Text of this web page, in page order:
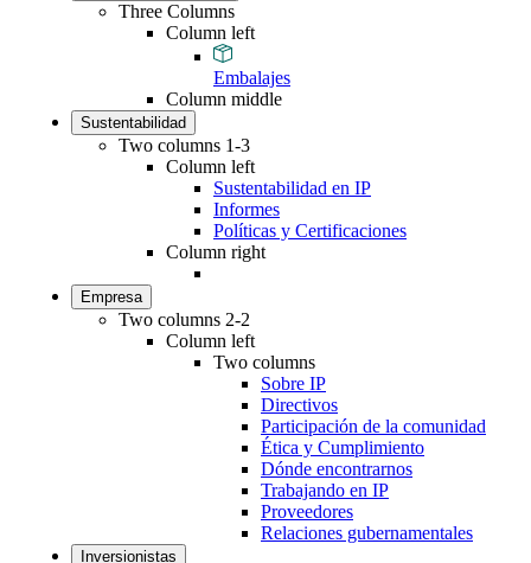
Three Columns
Column left
Embalajes
Column middle
Sustentabilidad
Two columns 1-3
Column left
Sustentabilidad en IP
Informes
Políticas y Certificaciones
Column right
Empresa
Two columns 2-2
Column left
Two columns
Sobre IP
Directivos
Participación de la comunidad
Ética y Cumplimiento
Dónde encontrarnos
Trabajando en IP
Proveedores
Relaciones gubernamentales
Inversionistas